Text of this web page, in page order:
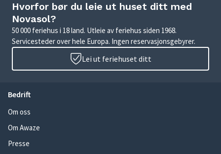
Hvorfor bør du leie ut huset ditt med
Novasol?
50 000 feriehus i 18 land. Utleie av feriehus siden 1968.
Servicesteder over hele Europa. Ingen reservasjonsgebyrer.
Lei ut feriehuset ditt
Bedrift
Om oss
Om Awaze
Presse